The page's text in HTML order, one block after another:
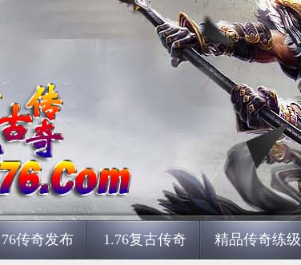
传奇发布 1.76复古传奇 精品传奇练级